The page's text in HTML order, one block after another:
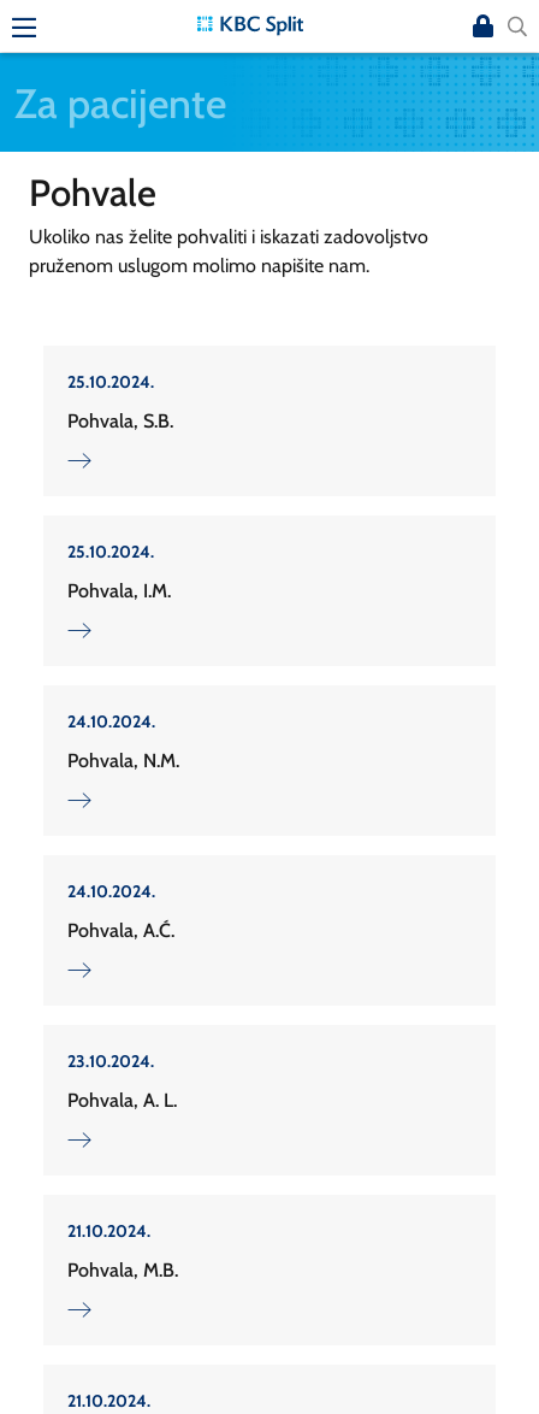
Za pacijente
Pohvale
Ukoliko nas želite pohvaliti i iskazati zadovoljstvo
pruženom uslugom molimo napišite nam.
25.10.2024.
Pohvala, S.B.
25.10.2024.
Pohvala, I.M.
24.10.2024.
Pohvala, N.M.
24.10.2024.
Pohvala, A.Ć.
23.10.2024.
Pohvala, A. L.
21.10.2024.
Pohvala, M.B.
21.10.2024.